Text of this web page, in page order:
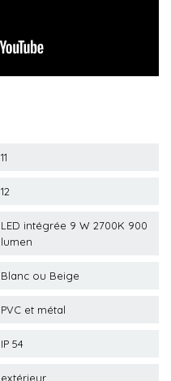
11
12
LED intégrée 9 W 2700K 900
lumen
Blanc ou Beige
PVC et métal
IP 54
extérieur